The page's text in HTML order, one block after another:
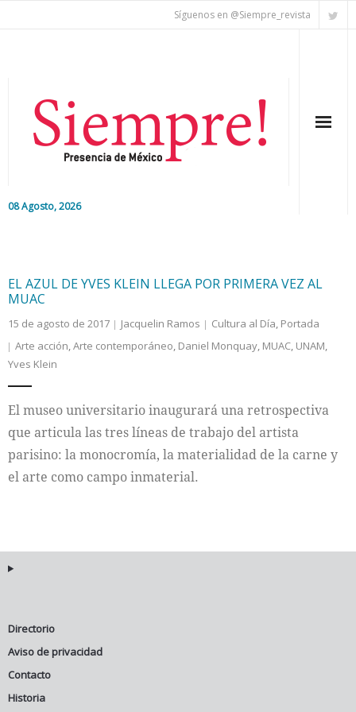
Síguenos en @Siempre_revista
08 Agosto, 2026
Colaboradores
Cultura
EL AZUL DE YVES KLEIN LLEGA POR PRIMERA VEZ AL
MUAC
15 de agosto de 2017 Jacquelin Ramos Cultura al Día, Portada
Arte acción,Arte contemporáneo, Daniel Monquay, MUAC, UNAM,
Yves Klein
El museo universitario inaugurará una retrospectiva
que articula las tres líneas de trabajo del artista
parisino: la monocromía, la materialidad de la carne y
el arte como campo inmaterial.
Directorio
Aviso de privacidad
Contacto
Historia